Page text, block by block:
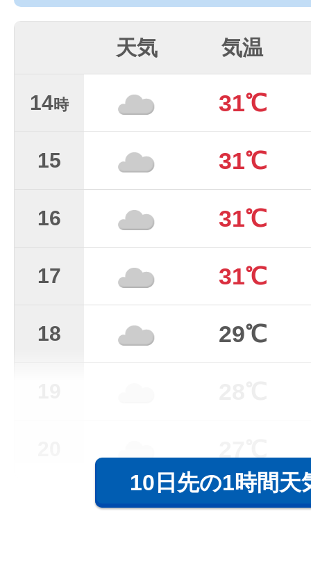
天気 気温
14時 31℃
15 31℃
16 31℃
17 31℃
18 29℃
10日先の1時間天